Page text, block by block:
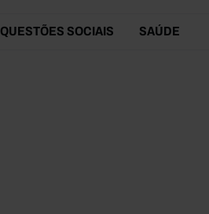
QUESTÕES SOCIAIS SAÚDE